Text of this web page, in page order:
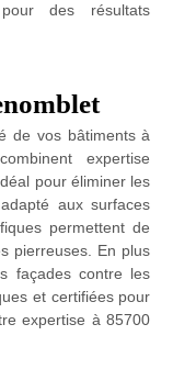
des résultats
de vos bâtiments à
expertise
pour éliminer les
aux surfaces
permettent de
pierreuses. En plus
façades contre les
et certifiées pour
expertise à 85700